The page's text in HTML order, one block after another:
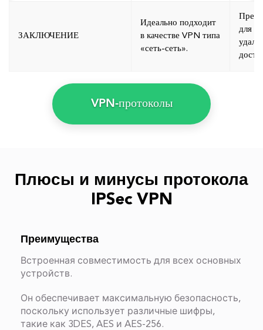
ЗАКЛЮЧЕНИЕ
Идеально подходит
в качестве VPN типа
«сеть-сеть».
для
VPN-протоколы
Плюсы и минусы протокола
IPSec VPN
Преимущества
Встроенная совместимость для всех основных
устройств.
Он обеспечивает максимальную безопасность,
поскольку использует различные шифры,
такие как 3DES, AES и AES-256.